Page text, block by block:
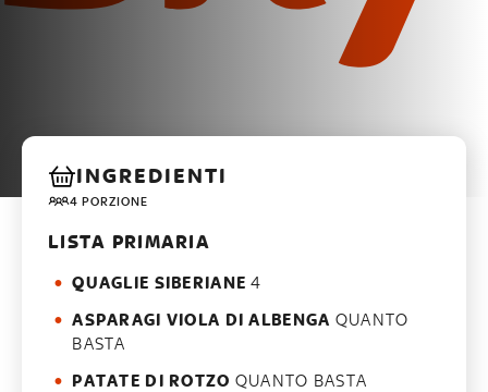
INGREDIENTI
4 PORZIONE
LISTA PRIMARIA
QUAGLIE SIBERIANE 4
ASPARAGI VIOLA DI ALBENGA
BASTA
PATATE DI ROTZO QUANTO BASTA